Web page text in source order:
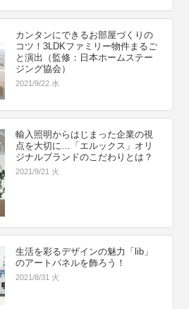
カンタンにできるお部屋づくりの
コツ！3LDKファミリー物件まるご
と演出（監修：日本ホームステー
ジング協会）
2021/9/22 水
輸入照明からはじまった企業の視
点を大切に…「エルックス」オリ
ジナルブランドのこだわりとは？
2021/9/21 火
生活を彩るデザインの魅力「lib」
のアートパネルを飾ろう！
2021/8/31 火